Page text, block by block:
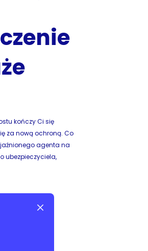
kończy Ci się
za nową ochroną. Co
agenta na
ubezpieczyciela,